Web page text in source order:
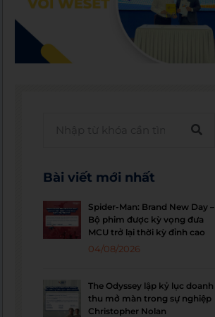
Bài viết mới nhất
Spider-Man: Brand New Day –
Bộ phim được kỳ vọng đưa
MCU trở lại thời kỳ đỉnh cao
04/08/2026
The Odyssey lập kỷ lục doanh
thu mở màn trong sự nghiệp
Christopher Nolan